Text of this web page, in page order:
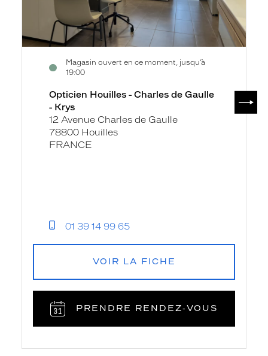
Magasin ouvert en ce moment, jusqu’à
19:00
Opticien Houilles - Charles de Gaulle
- Krys
12 Avenue Charles de Gaulle
78800 Houilles
FRANCE
01 39 14 99 65
VOIR LA FICHE
PRENDRE RENDEZ‑VOUS